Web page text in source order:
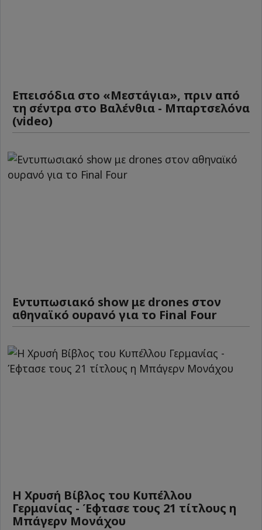
Επεισόδια στο «Μεστάγια», πριν από
τη σέντρα στο Βαλένθια - Μπαρτσελόνα
(video)
Εντυπωσιακό show με drones στον
αθηναϊκό ουρανό για το Final Four
Η Χρυσή Βίβλος του Κυπέλλου
Γερμανίας - Έφτασε τους 21 τίτλους η
Μπάγερν Μονάχου